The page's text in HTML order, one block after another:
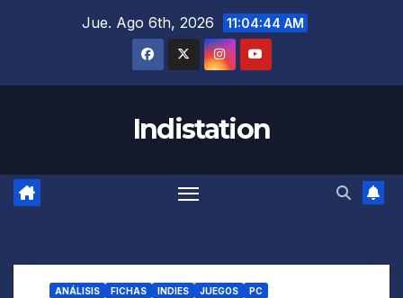
Jue. Ago 6th, 2026 11:04:45 AM
Indistation
ANÁLISIS FICHAS INDIES JUEGOS PC